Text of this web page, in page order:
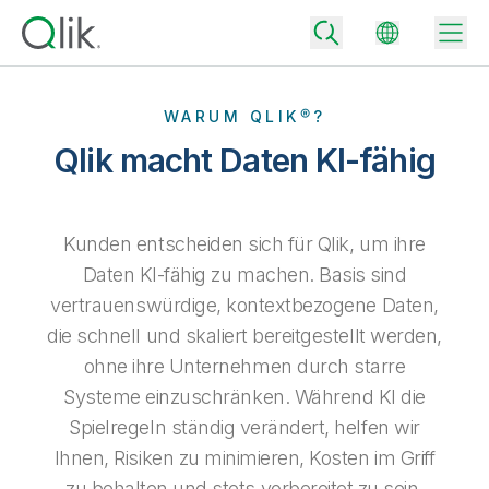
Back
Community
Kundensupport
Kundenportal
Back
Unternehmen
Karriere
Back
Back
Warum Qlik
Aus Daten werden geschäftliche Erfolge
Technologiepartner und Integrationen
Datenintegration
Analysen und AI
Alle Produkte
Preisgestaltung Datenintegration und -qualität
Mit dem richtigen Datenintegrationstarif vertrauenswürdige Daten
schnell bereitstellen und fundierte Entscheidungen treffen
Preisgestaltung Analysen
Mit dem passenden Analysetarif mehr Einblick gewinnen und
bessere Ergebnisse erzielen
Events und Webinare
Ressourcen-Bibliothek
WARUM QLIK®?
Qlik macht Daten KI-fähig
Kunden entscheiden sich für Qlik, um ihre
Daten KI-fähig zu machen. Basis sind
vertrauenswürdige, kontextbezogene Daten,
die schnell und skaliert bereitgestellt werden,
ohne ihre Unternehmen durch starre
Systeme einzuschränken. Während KI die
Spielregeln ständig verändert, helfen wir
Ihnen, Risiken zu minimieren, Kosten im Griff